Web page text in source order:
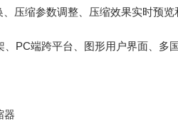
压缩参数调整、压缩效果实时预览
、PC端跨平台、图形用户界面、多
器